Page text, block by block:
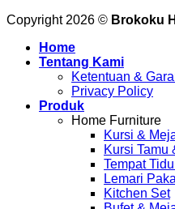
Copyright 2026 © Brokoku
Home
Tentang Kami
Ketentuan &
Privacy Policy
Produk
Home Furniture
Kursi &
Kursi Tamu
Tempat
Lemari
Kitchen Set